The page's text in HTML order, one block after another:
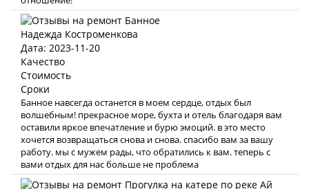
Надежда Костроменкова
Дата: 2023-11-20
Качество
Стоимость
Сроки
Банное навсегда останется в моем сердце, отдых был
волшебным! прекрасное море, бухта и отель благодаря вам
оставили яркое впечатление и бурю эмоций. в это место
хочется возвращаться снова и снова. спасибо вам за вашу
работу. мы с мужем рады, что обратились к вам. теперь с
вами отдых для нас больше не проблема